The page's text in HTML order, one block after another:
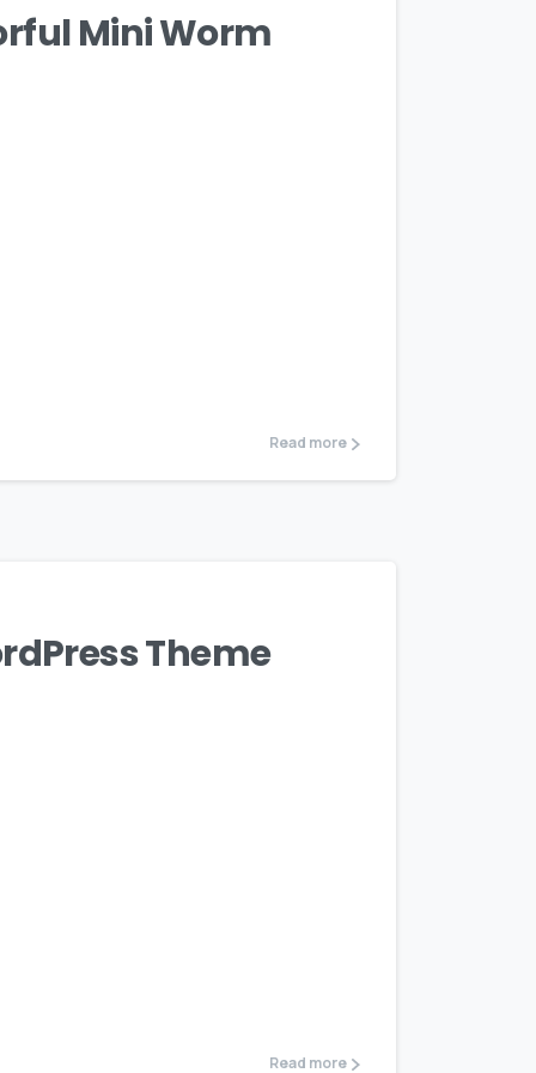
Mini Worm
Read more
Theme
Read more